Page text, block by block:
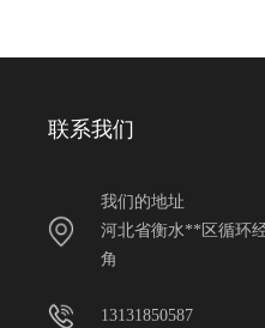
联系我们
我们的地址
河北省衡水**区循环
角
13131850587